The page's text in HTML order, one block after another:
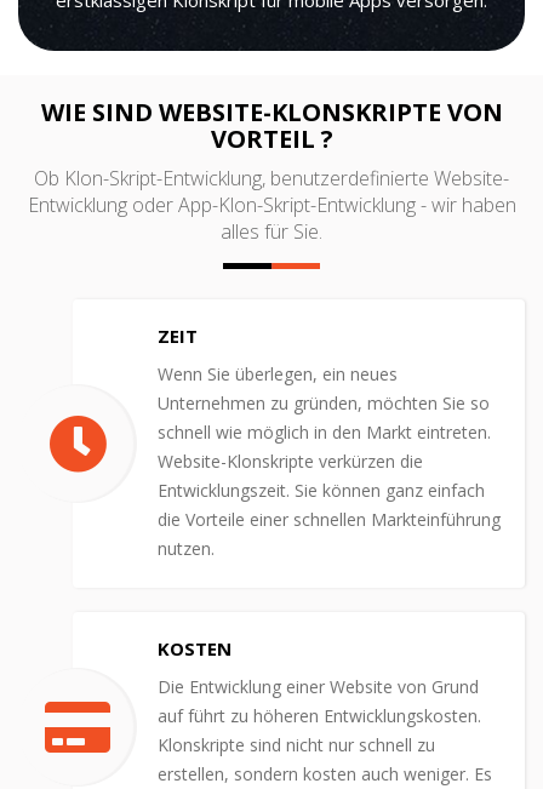
WIE SIND WEBSITE-KLONSKRIPTE VON
VORTEIL ?
Ob Klon-Skript-Entwicklung, benutzerdefinierte Website-
Entwicklung oder App-Klon-Skript-Entwicklung - wir haben
alles für Sie.
ZEIT
Wenn Sie überlegen, ein neues
Unternehmen zu gründen, möchten Sie so
schnell wie möglich in den Markt eintreten.
Website-Klonskripte verkürzen die
Entwicklungszeit. Sie können ganz einfach
die Vorteile einer schnellen Markteinführung
nutzen.
KOSTEN
Die Entwicklung einer Website von Grund
auf führt zu höheren Entwicklungskosten.
Klonskripte sind nicht nur schnell zu
erstellen, sondern kosten auch weniger. Es